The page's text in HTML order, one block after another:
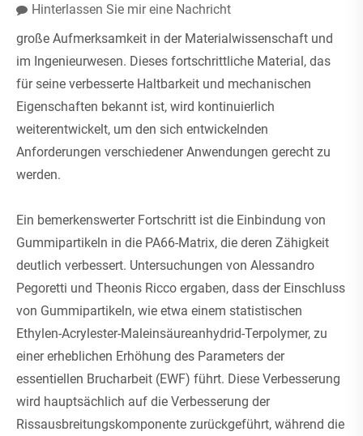
Hinterlassen Sie mir eine Nachricht
große Aufmerksamkeit in der Materialwissenschaft und
im Ingenieurwesen. Dieses fortschrittliche Material, das
für seine verbesserte Haltbarkeit und mechanischen
Eigenschaften bekannt ist, wird kontinuierlich
weiterentwickelt, um den sich entwickelnden
Anforderungen verschiedener Anwendungen gerecht zu
werden.
Ein bemerkenswerter Fortschritt ist die Einbindung von
Gummipartikeln in die PA66-Matrix, die deren Zähigkeit
deutlich verbessert. Untersuchungen von Alessandro
Pegoretti und Theonis Ricco ergaben, dass der Einschluss
von Gummipartikeln, wie etwa einem statistischen
Ethylen-Acrylester-Maleinsäureanhydrid-Terpolymer, zu
einer erheblichen Erhöhung des Parameters der
essentiellen Brucharbeit (EWF) führt. Diese Verbesserung
wird hauptsächlich auf die Verbesserung der
Rissausbreitungskomponente zurückgeführt, während die